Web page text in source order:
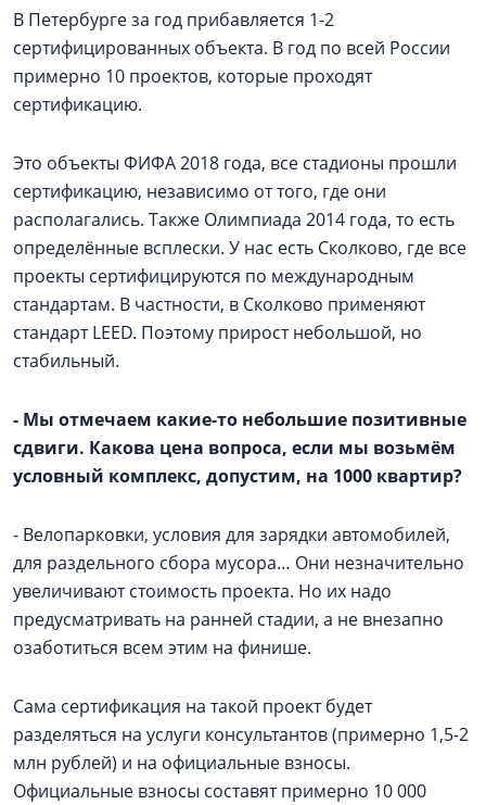
В Петербурге за год прибавляется 1-2
сертифицированных объекта. В год по всей России
примерно 10 проектов, которые проходят
сертификацию.
Это объекты ФИФА 2018 года, все стадионы прошли
сертификацию, независимо от того, где они
располагались. Также Олимпиада 2014 года, то есть
определённые всплески. У нас есть Сколково, где все
проекты сертифицируются по международным
стандартам. В частности, в Сколково применяют
стандарт LEED. Поэтому прирост небольшой, но
стабильный.
- Мы отмечаем какие-то небольшие позитивные
сдвиги. Какова цена вопроса, если мы возьмём
условный комплекс, допустим, на 1000 квартир?
- Велопарковки, условия для зарядки автомобилей,
для раздельного сбора мусора… Они незначительно
увеличивают стоимость проекта. Но их надо
предусматривать на ранней стадии, а не внезапно
озаботиться всем этим на финише.
Сама сертификация на такой проект будет
разделяться на услуги консультантов (примерно 1,5-2
млн рублей) и на официальные взносы.
Официальные взносы составят примерно 10 000